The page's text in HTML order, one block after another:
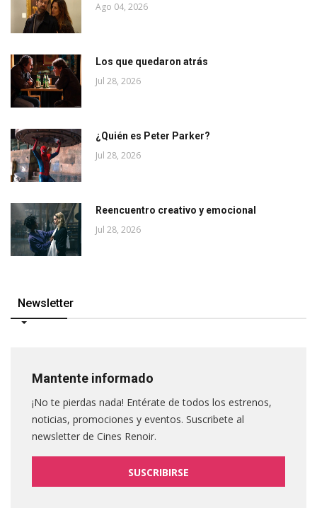
Ago 04, 2026
Los que quedaron atrás
Jul 28, 2026
¿Quién es Peter Parker?
Jul 28, 2026
Reencuentro creativo y emocional
Jul 28, 2026
Newsletter
Mantente informado
¡No te pierdas nada! Entérate de todos los estrenos,
noticias, promociones y eventos. Suscribete al
newsletter de Cines Renoir.
SUSCRIBIRSE